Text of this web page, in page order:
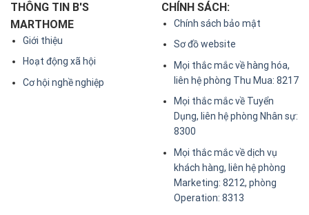
THÔNG TIN B'S
MARTHOME
Giới thiệu
Hoạt động xã hội
Cơ hội nghề nghiệp
CHÍNH SÁCH:
Chính sách bảo mật
Sơ đồ website
Mọi thắc mắc về hàng hóa,
liên hệ phòng Thu Mua: 8217
Mọi thắc mắc về Tuyển
Dụng, liên hệ phòng Nhân sự:
8300
Mọi thắc mắc về dịch vụ
khách hàng, liên hệ phòng
Marketing: 8212, phòng
Operation: 8313